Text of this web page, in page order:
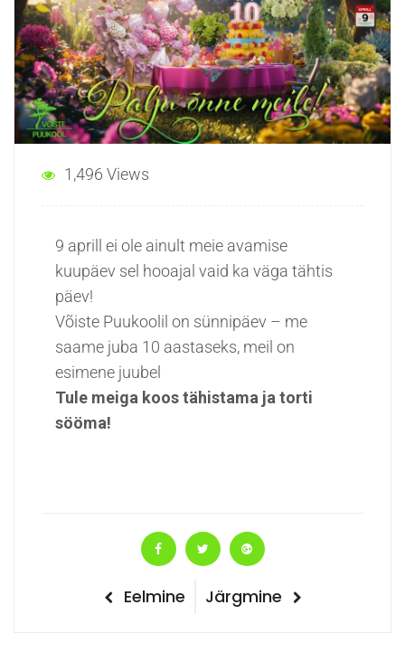
1,496 Views
9 aprill ei ole ainult meie avamise
kuupäev sel hooajal vaid ka väga tähtis
päev!
Võiste Puukoolil on sünnipäev – me
saame juba 10 aastaseks, meil on
esimene juubel
Tule meiga koos tähistama ja torti
sööma!
Navigeerimine
Eelmine
Eelmine
Järgmine
Järgmine